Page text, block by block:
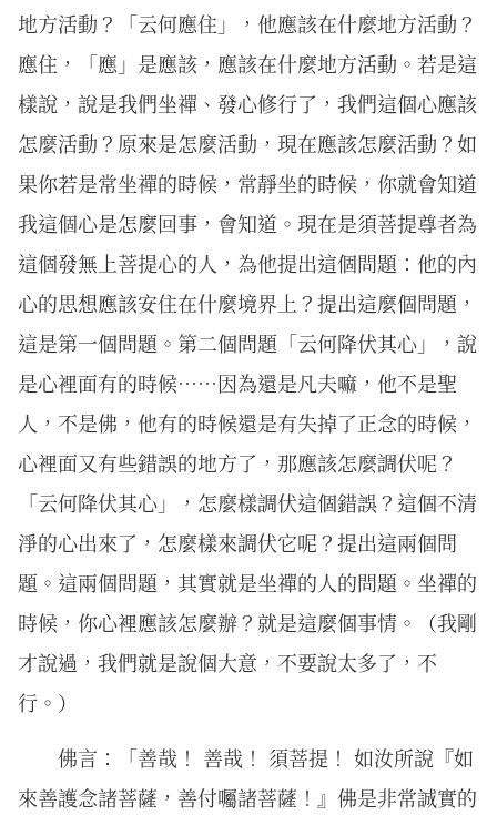
地方活動？「云何應住」，他應該在什麼地方活動？
應住，「應」是應該，應該在什麼地方活動。若是這
樣說，說是我們坐禪、發心修行了，我們這個心應該
怎麼活動？原來是怎麼活動，現在應該怎麼活動？如
果你若是常坐禪的時候，常靜坐的時候，你就會知道
我這個心是怎麼回事，會知道。現在是須菩提尊者為
這個發無上菩提心的人，為他提出這個問題：他的內
心的思想應該安住在什麼境界上？提出這麼個問題，
這是第一個問題。第二個問題「云何降伏其心」，說
是心裡面有的時候……因為還是凡夫嘛，他不是聖
人，不是佛，他有的時候還是有失掉了正念的時候，
心裡面又有些錯誤的地方了，那應該怎麼調伏呢？
「云何降伏其心」，怎麼樣調伏這個錯誤？這個不清
淨的心出來了，怎麼樣來調伏它呢？提出這兩個問
題。這兩個問題，其實就是坐禪的人的問題。坐禪的
時候，你心裡應該怎麼辦？就是這麼個事情。（我剛
才說過，我們就是說個大意，不要說太多了，不
行。）
佛言：「善哉！ 善哉！ 須菩提！ 如汝所說『如
來善護念諸菩薩，善付囑諸菩薩！』佛是非常誠實的